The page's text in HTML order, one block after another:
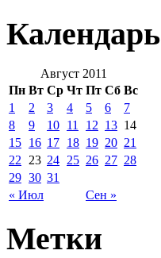
Календарь
Август 2011
Пн Вт Ср Чт Пт Сб Вс
« Июл Сен »
1 2 3 4 5 6
7
8
9 10 11 12 13 14
15 16 17 18 19 20 21
22
23 24 25 26 27 28
29 30 31
Метки